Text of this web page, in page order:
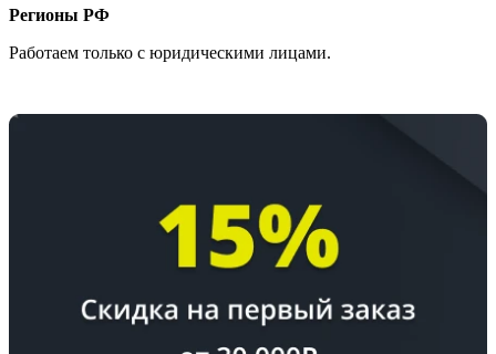
Регионы РФ
Работаем только с юридическими лицами.